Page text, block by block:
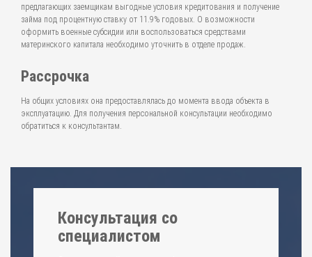
предлагающих заемщикам выгодные условия кредитования и получение
займа под процентную ставку от 11.9% годовых. О возможности
оформить военные субсидии или воспользоваться средствами
материнского капитала необходимо уточнить в отделе продаж.
Рассрочка
На общих условиях она предоставлялась до момента ввода объекта в
эксплуатацию. Для получения персональной консультации необходимо
обратиться к консультантам.
Консультация со
специалистом